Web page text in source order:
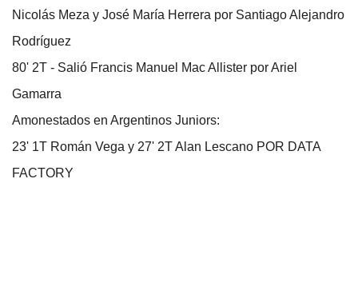
Nicolás Meza y José María Herrera por Santiago Alejandro
Rodríguez
80' 2T - Salió Francis Manuel Mac Allister por Ariel
Gamarra
Amonestados en Argentinos Juniors:
23' 1T Román Vega y 27' 2T Alan Lescano POR DATA
FACTORY